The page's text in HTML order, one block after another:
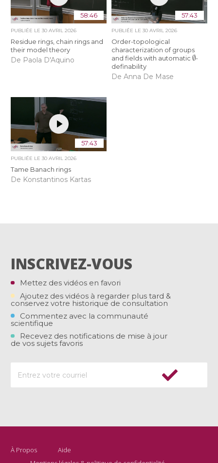
58:46
PUBLIÉE LE30 AVRIL 2026
Residue rings, chain rings and
their model theory
De Paola D'Aquino
57:43
PUBLIÉE LE 30 AVRIL 2026
Order-topological
characterization of groups
and fields with automatic ∅-
definability
De Anna De Mase
57:43
PUBLIÉE LE30 AVRIL 2026
Tame Banach rings
De Konstantinos Kartas
INSCRIVEZ-VOUS
Mettez des vidéos en favori
Ajoutez des vidéos à regarder plus tard &
conservez votre historique de consultation
Commentez avec la communauté
scientifique
Recevez des notifications de mise à jour
de vos sujets favoris
À Propos
Aide